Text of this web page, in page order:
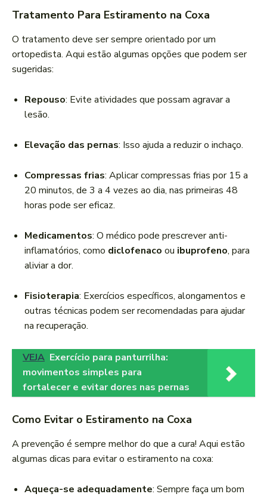
Tratamento Para Estiramento na Coxa
O tratamento deve ser sempre orientado por um
ortopedista. Aqui estão algumas opções que podem ser
sugeridas:
Repouso: Evite atividades que possam agravar a
lesão.
Elevação das pernas: Isso ajuda a reduzir o inchaço.
Compressas frias: Aplicar compressas frias por 15 a
20 minutos, de 3 a 4 vezes ao dia, nas primeiras 48
horas pode ser eficaz.
Medicamentos: O médico pode prescrever anti-
inflamatórios, como diclofenaco ou ibuprofeno, para
aliviar a dor.
Fisioterapia: Exercícios específicos, alongamentos e
outras técnicas podem ser recomendadas para ajudar
na recuperação.
VEJA Exercício para panturrilha:
movimentos simples para
fortalecer e evitar dores nas pernas
Como Evitar o Estiramento na Coxa
A prevenção é sempre melhor do que a cura! Aqui estão
algumas dicas para evitar o estiramento na coxa:
Aqueça-se adequadamente: Sempre faça um bom